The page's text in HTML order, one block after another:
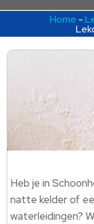
Home -
Heb je in
natte kelder of
waterleidingen?